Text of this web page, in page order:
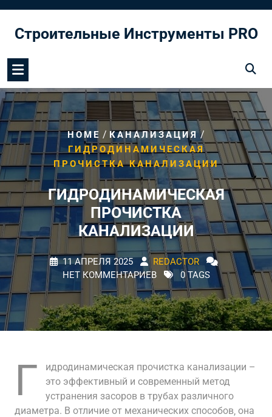
содержимому
Строительные Инструменты PRO
HOME / КАНАЛИЗАЦИЯ/
ГИДРОДИНАМИЧЕСКАЯ
ПРОЧИСТКА КАНАЛИЗАЦИИ
ГИДРОДИНАМИЧЕСКАЯ
ПРОЧИСТКА
КАНАЛИЗАЦИИ
11 АПРЕЛЯ 2025
REDACTOR
НЕТ КОММЕНТАРИЕВ
0 TAGS
Г
идродинамическая прочистка канализации –
это эффективный и современный метод
устранения засоров в трубах различного
диаметра. В отличие от механических способов‚ она